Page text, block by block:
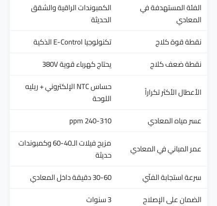
الفئة المستهدفة في
المعادي
الكمبوندات الراقية والشقق
الحديثة
نقطة قوة كلاج
تكنولوجيا E-Control الذكية
نقطة ضعف كلاج
يحتاج كهرباء قوية 380V
الأعطال الأكثر تكراراً
حساس NTC الإلكتروني + ريليه
اللوحة
عسر مياه المعادي
240-310 ppm
عمر المباني في المعادي
مزيج فيلات الـ40-60 وكمبوندات
حديثة
سرعة استجابة الفنّي
30-60 دقيقة داخل المعادي
الضمان على الإصلاح
3 سنوات